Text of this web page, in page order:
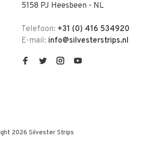
5158 PJ Heesbeen - NL
Telefoon: +31 (0) 416 534920
E-mail: info@silvesterstrips.nl
2026 Silvester Strips